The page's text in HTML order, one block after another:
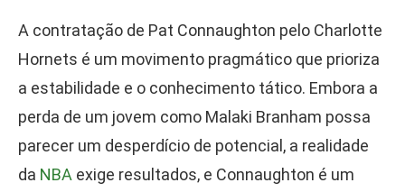
A contratação de Pat Connaughton pelo Charlotte
Hornets é um movimento pragmático que prioriza
a estabilidade e o conhecimento tático. Embora a
perda de um jovem como Malaki Branham possa
parecer um desperdício de potencial, a realidade
da NBA exige resultados, e Connaughton é um